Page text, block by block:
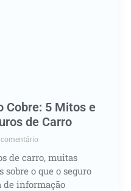
Cobre: 5 Mitos e
de Carro
de carro, muitas
o que o seguro
de informação